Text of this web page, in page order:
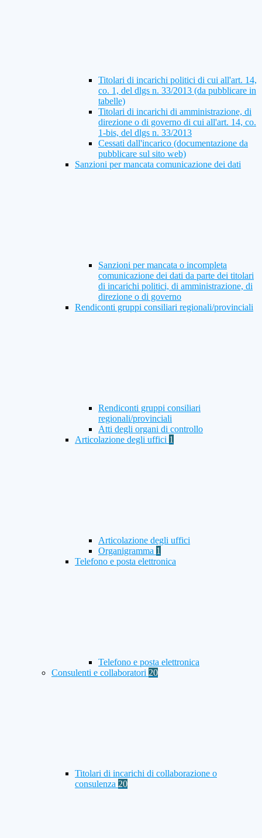
Titolari di incarichi politici di cui all'art. 14,
co. 1, del dlgs n. 33/2013 (da pubblicare in
tabelle)
Titolari di incarichi di amministrazione, di
direzione o di governo di cui all'art. 14, co.
1-bis, del dlgs n. 33/2013
Cessati dall'incarico (documentazione da
pubblicare sul sito web)
Sanzioni per mancata comunicazione dei dati
Sanzioni per mancata o incompleta
comunicazione dei dati da parte dei titolari
di incarichi politici, di amministrazione, di
direzione o di governo
Rendiconti gruppi consiliari regionali/provinciali
Rendiconti gruppi consiliari
regionali/provinciali
Atti degli organi di controllo
Articolazione degli uffici 1
Articolazione degli uffici
Organigramma 1
Telefono e posta elettronica
Telefono e posta elettronica
Consulenti e collaboratori 20
Titolari di incarichi di collaborazione o
consulenza 20